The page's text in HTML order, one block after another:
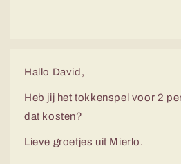
Hallo David,
Heb jij het tokkenspel voor 2
dat kosten?
Lieve groetjes uit Mierlo.